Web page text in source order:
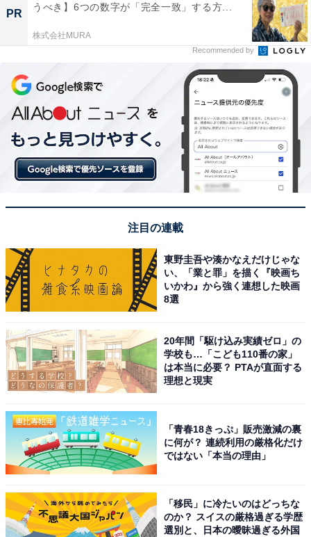
PR
うべき】6つの数字が「完全一致」する方...
株式会社MURA
Recommended by
注目の連載
東野圭吾や湊かなえだけじゃな
い、「業と罪」を描く『映画ち
いかわ』から強く連想した映画
8選
20年間「駆け込み実績ゼロ」の
学校も…「こども110番の家」
は本当に必要？ PTAが直面する
理想と現実
「青春18きっぷ」販売激減の裏
に何が？ 連続利用の厳格化だけ
ではない「本当の理由」
「移民」に冷たいのはどっちな
のか？ スイスの厳格過ぎる学歴
選別と、日本の曖昧過ぎる外国